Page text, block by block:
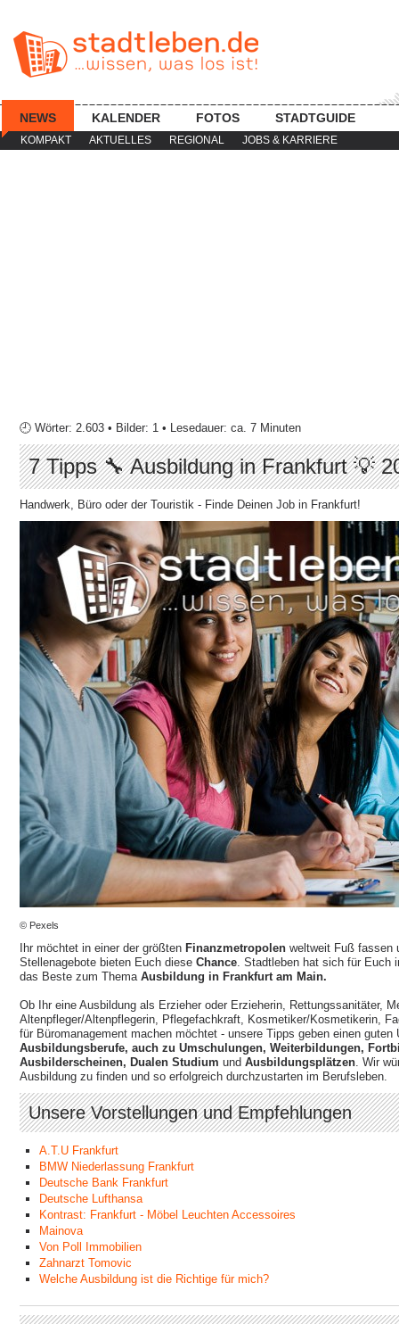
KOMPAKT AKTUELLES REGIONAL JOBS & KARRIERE
NEWS KALENDER FOTOS STADTGUIDE
🕘 Wörter: 2.603 • Bilder: 1 • Lesedauer: ca. 7 Minuten
7 Tipps 🔧 Ausbildung in Frankfurt 💡
Handwerk, Büro oder der Touristik - Finde Deinen Job in Frankfurt!
© Pexels
Ihr möchtet in einer der größten Finanzmetropolen weltweit Fuß fassen
Stellenagebote bieten Euch diese Chance. Stadtleben hat sich für Euch
das Beste zum Thema Ausbildung in Frankfurt am Main.
Ob Ihr eine Ausbildung als Erzieher oder Erzieherin, Rettungssanitäter,
Altenpfleger/Altenpflegerin, Pflegefachkraft, Kosmetiker/Kosmetikerin,
für Büromanagement machen möchtet - unsere Tipps geben einen guten
Ausbildungsberufe, auch zu Umschulungen, Weiterbildungen,
Ausbilderscheinen, Dualen Studium und Ausbildungsplätzen. Wir
Ausbildung zu finden und so erfolgreich durchzustarten im Berufsleben.
Unsere Vorstellungen und Empfehlungen
A.T.U Frankfurt
BMW Niederlassung Frankfurt
Deutsche Bank Frankfurt
Deutsche Lufthansa
Kontrast: Frankfurt - Möbel Leuchten Accessoires
Mainova
Von Poll Immobilien
Zahnarzt Tomovic
Welche Ausbildung ist die Richtige für mich?